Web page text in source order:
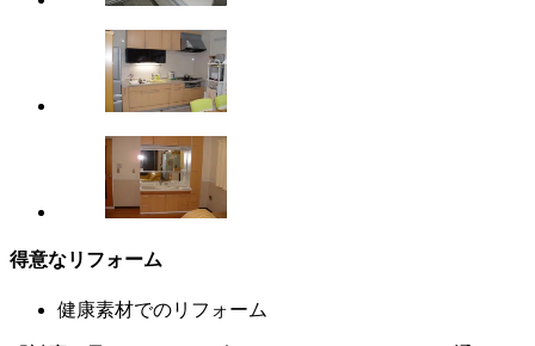
得意なリフォーム
健康素材でのリフォーム